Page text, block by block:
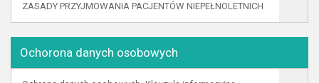
ZASADY PRZYJMOWANIA PACJENTÓW NIEPEŁNOLETNICH
Ochorona danych osobowych